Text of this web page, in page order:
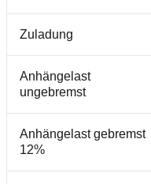
Zuladung
Anhängelast
ungebremst
Anhängelast gebremst
12%